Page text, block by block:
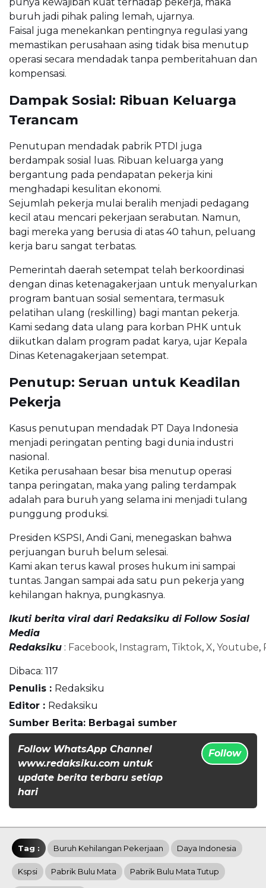
buruh jadi pihak paling lemah, ujarnya.
Faisal juga menekankan pentingnya regulasi yang
memastikan perusahaan asing tidak bisa menutup
operasi secara mendadak tanpa pemberitahuan dan
kompensasi.
Dampak Sosial: Ribuan Keluarga
Terancam
Penutupan mendadak pabrik PTDI juga
berdampak sosial luas. Ribuan keluarga yang
bergantung pada pendapatan pekerja kini
menghadapi kesulitan ekonomi.
Sejumlah pekerja mulai beralih menjadi pedagang
kecil atau mencari pekerjaan serabutan. Namun,
bagi mereka yang berusia di atas 40 tahun, peluang
kerja baru sangat terbatas.
Pemerintah daerah setempat telah berkoordinasi
dengan dinas ketenagakerjaan untuk menyalurkan
program bantuan sosial sementara, termasuk
pelatihan ulang (reskilling) bagi mantan pekerja.
Kami sedang data ulang para korban PHK untuk
diikutkan dalam program padat karya, ujar Kepala
Dinas Ketenagakerjaan setempat.
Penutup: Seruan untuk Keadilan
Pekerja
Kasus penutupan mendadak PT Daya Indonesia
menjadi peringatan penting bagi dunia industri
nasional.
Ketika perusahaan besar bisa menutup operasi
tanpa peringatan, maka yang paling terdampak
adalah para buruh yang selama ini menjadi tulang
punggung produksi.
Presiden KSPSI, Andi Gani, menegaskan bahwa
perjuangan buruh belum selesai.
Kami akan terus kawal proses hukum ini sampai
tuntas. Jangan sampai ada satu pun pekerja yang
kehilangan haknya, pungkasnya.
Ikuti berita viral dari Redaksiku di Follow Sosial
Media
Redaksiku : Facebook, Instagram, Tiktok, X, Youtube,
Dibaca: 117
Penulis : Redaksiku
Editor : Redaksiku
Sumber Berita: Berbagai sumber
Follow WhatsApp Channel
www.redaksiku.com untuk
update berita terbaru setiap
hari
Follow
Tag : Buruh Kehilangan Pekerjaan Daya Indonesia
Kspsi Pabrik Bulu Mata Pabrik Bulu Mata Tutup